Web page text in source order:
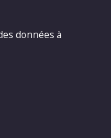
données à